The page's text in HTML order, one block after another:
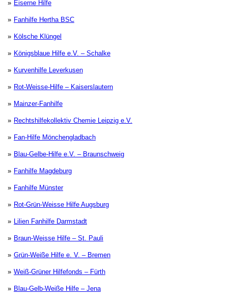
Eiserne Hilfe
Fanhilfe Hertha BSC
Kölsche Klüngel
Königsblaue Hilfe e.V. – Schalke
Kurvenhilfe Leverkusen
Rot-Weisse-Hilfe – Kaiserslautern
Mainzer-Fanhilfe
Rechtshilfekollektiv Chemie Leipzig e.V.
Fan-Hilfe Mönchengladbach
Blau-Gelbe-Hilfe e.V. – Braunschweig
Fanhilfe Magdeburg
Fanhilfe Münster
Rot-Grün-Weisse Hilfe Augsburg
Lilien Fanhilfe Darmstadt
Braun-Weisse Hilfe – St. Pauli
Grün-Weiße Hilfe e. V. – Bremen
Weiß-Grüner Hilfefonds – Fürth
Blau-Gelb-Weiße Hilfe – Jena